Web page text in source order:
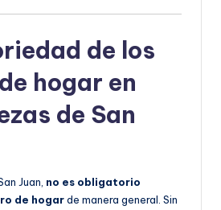
de los
hogar en
de San
Juan, no es obligatorio
de hogarde manera general. Sin